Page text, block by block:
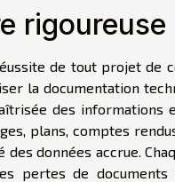
rigoureuse
de tout projet de
la documentation
des informations
plans, comptes
données accrue.
pertes de documents